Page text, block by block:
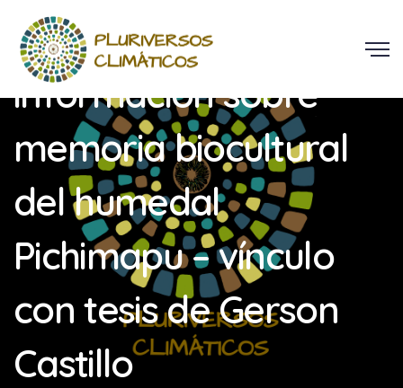
Levantamiento de
información sobre
memoria biocultural
del humedal
Pichimapu – vínculo
con tesis de Gerson
Castillo